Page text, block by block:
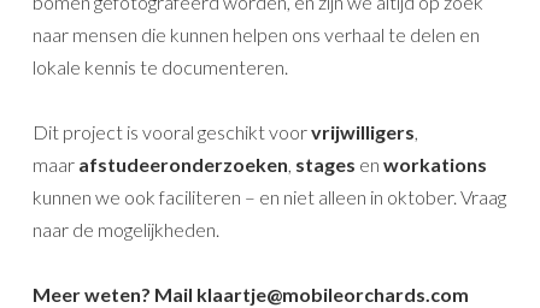
naar mensen die kunnen helpen ons verhaal te delen en
lokale kennis te documenteren.
Dit project is vooral geschikt voorvrijwilligers,
maar afstudeeronderzoeken, stages en workations
kunnen we ook faciliteren – en niet alleen in oktober. Vraag
naar de mogelijkheden.
Meer weten? Mail klaartje@mobileorchards.com